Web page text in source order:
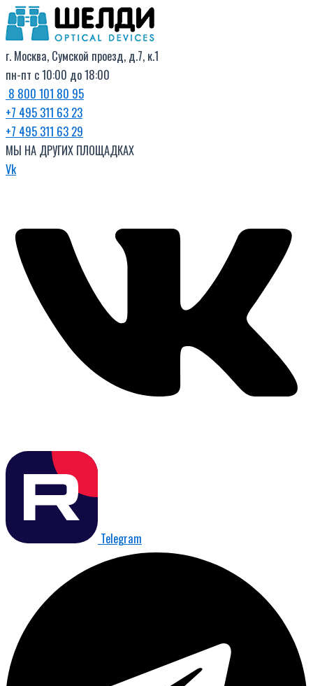
Перейти
к
содержимому
г. Москва, Сумской проезд, д.7, к.1
пн-пт с 10:00 до 18:00
8 800 101 80 95
+7 495 311 63 23
+7 495 311 63 29
МЫ НА ДРУГИХ ПЛОЩАДКАХ
Vk
Telegram
Поиск
товаров